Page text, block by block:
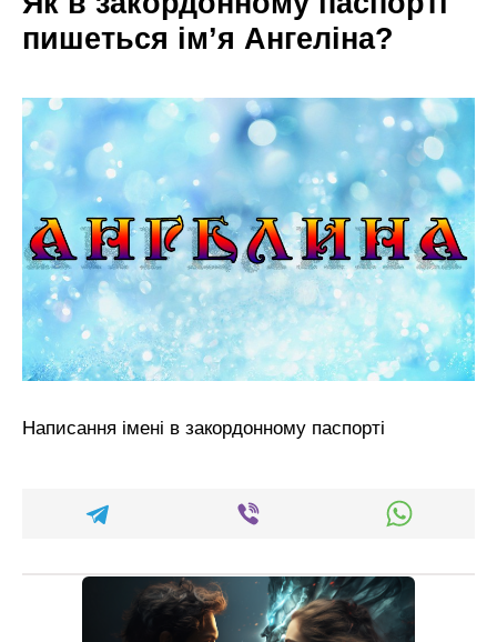
пишеться ім’я Ангеліна?
Написання імені в закордонному паспорті